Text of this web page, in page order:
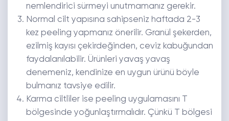
nemlendirici sürmeyi unutmamanız gerekir.
Normal cilt yapısına sahipseniz haftada 2-3
kez peeling yapmanız önerilir. Granül şekerden,
ezilmiş kayısı çekirdeğinden, ceviz kabuğundan
faydalanılabilir. Ürünleri yavaş yavaş
denemeniz, kendinize en uygun ürünü böyle
bulmanız tavsiye edilir.
Karma ciltliler ise peeling uygulamasını T
bölgesinde yoğunlaştırmalıdır. Çünkü T bölgesi